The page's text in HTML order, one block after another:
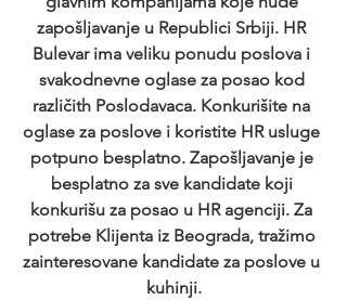
zapošljavanje u Republici Srbiji. HR
Bulevar ima veliku ponudu poslova i
svakodnevne oglase za posao kod
različith Poslodavaca. Konkurišite na
oglase za poslove i koristite HR usluge
potpuno besplatno. Zapošljavanje je
besplatno za sve kandidate koji
konkurišu za posao u HR agenciji. Za
potrebe Klijenta iz Beograda, tražimo
zainteresovane kandidate za poslove u
kuhinji.